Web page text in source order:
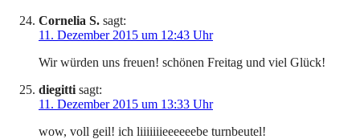
Cornelia S. sagt:
11. Dezember 2015 um 12:43 Uhr
Wir würden uns freuen! schönen Freitag und viel Glück!
diegitti sagt:
11. Dezember 2015 um 13:33 Uhr
wow, voll geil! ich liiiiiiieeeeeebe turnbeutel!